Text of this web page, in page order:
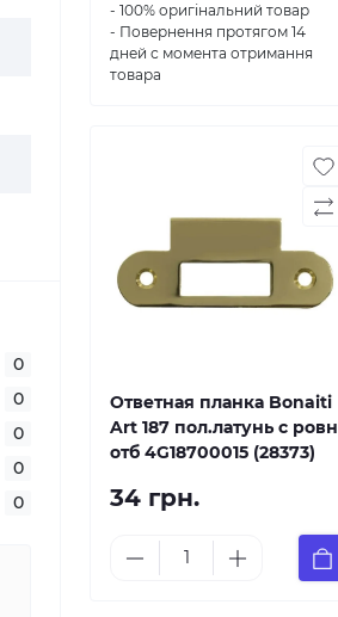
0
0
0
0
0
- 100% оригінальний товар
- Повернення протягом 14
дней с момента отримання
товара
Ответная планка Bonaiti
Art 187 пол.латунь с ровн
отб 4G18700015 (28373)
34 грн.